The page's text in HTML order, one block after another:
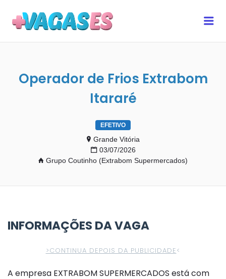
Operador de Frios Extrabom
Itararé
EFETIVO
Grande Vitória
03/07/2026
Grupo Coutinho (Extrabom Supermercados)
INFORMAÇÕES DA VAGA
>CONTINUA DEPOIS DA PUBLICIDADE<
A empresa EXTRABOM SUPERMERCADOS está com